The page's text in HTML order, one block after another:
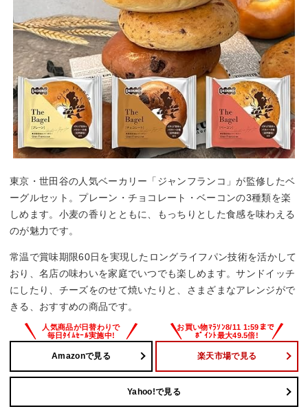
東京・世田谷の人気ベーカリー「ジャンフランコ」が監修したベ
ーグルセット。プレーン・チョコレート・ベーコンの3種類を楽
しめます。小麦の香りとともに、もっちりとした食感を味わえる
のが魅力です。
常温で賞味期限60日を実現したロングライフパン技術を活かして
おり、名店の味わいを家庭でいつでも楽しめます。サンドイッチ
にしたり、チーズをのせて焼いたりと、さまざまなアレンジがで
きる、おすすめの商品です。
Amazonで見る 楽天市場で見る
Yahoo!で見る